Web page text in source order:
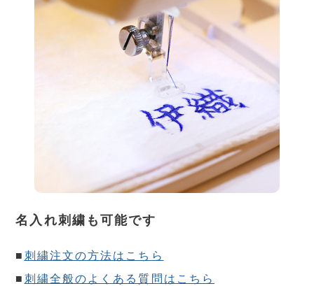
名入れ刺繍も可能です
■ 刺繍注文の方法はこちら
■ 刺繍全般のよくある質問はこちら